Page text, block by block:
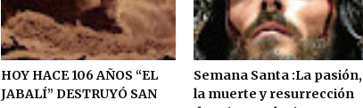
HOY HACE 106 AÑOS “EL
JABALÍ” DESTRUYÓ SAN
Semana Santa :La pasión,
la muerte y resurrección